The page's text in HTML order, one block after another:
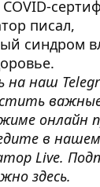
COVID-
писал,
синдром
.
на наш
онлайн
в
Live.
здесь.